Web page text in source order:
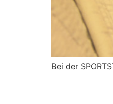
Bei der